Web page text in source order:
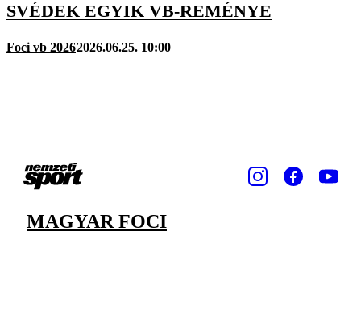
SVÉDEK EGYIK VB-REMÉNYE
Foci vb 20262026.06.25. 10:00
MAGYAR FOCI